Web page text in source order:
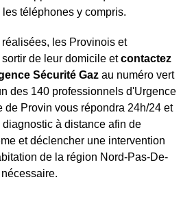
téléphones y compris.
les Provinois et
de leur domicile etcontactez
Sécurité Gaz au numéro vert
des 140 professionnels d'Urgence
de Provin vous répondra 24h/24 et
à distance afin de
et déclencher une intervention
de la région Nord-Pas-De-